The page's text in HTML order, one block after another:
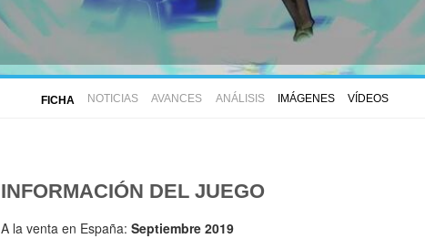
FICHA NOTICIAS AVANCES ANÁLISIS IMÁGENES VÍDEOS
INFORMACIÓN DEL JUEGO
A la venta en España: Septiembre 2019